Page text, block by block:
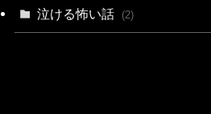
泣ける怖い話 (2)